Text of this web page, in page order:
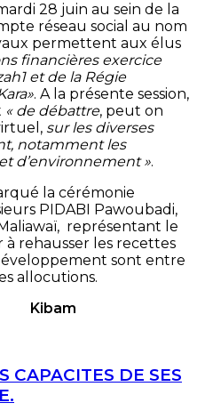
28 juin au sein de la
réseau social au nom
permettent aux élus
financières exercice
et de la Régie
. A la présente session,
« de débattre, peut on
sur les diverses
notamment les
d’environnement ».
la cérémonie
PIDABI Pawoubadi,
représentant le
à rehausser les recettes
sont entre
allocutions.
Kibam
CAPACITES DE SES